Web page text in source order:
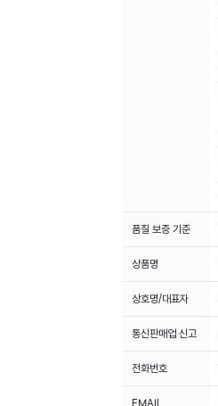
품질 보증 기준
상품명
상호명/대표자
통신판매업 신고
전화번호
EMAIL